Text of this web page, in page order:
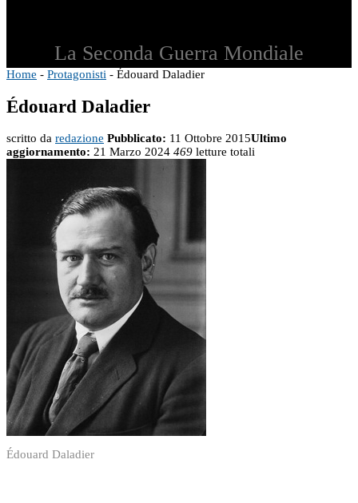
La Seconda Guerra Mondiale
Home - Protagonisti - Édouard Daladier
Édouard Daladier
scritto da redazione Pubblicato: 11 Ottobre 2015Ultimo
aggiornamento: 21 Marzo 2024 469 letture totali
Édouard Daladier